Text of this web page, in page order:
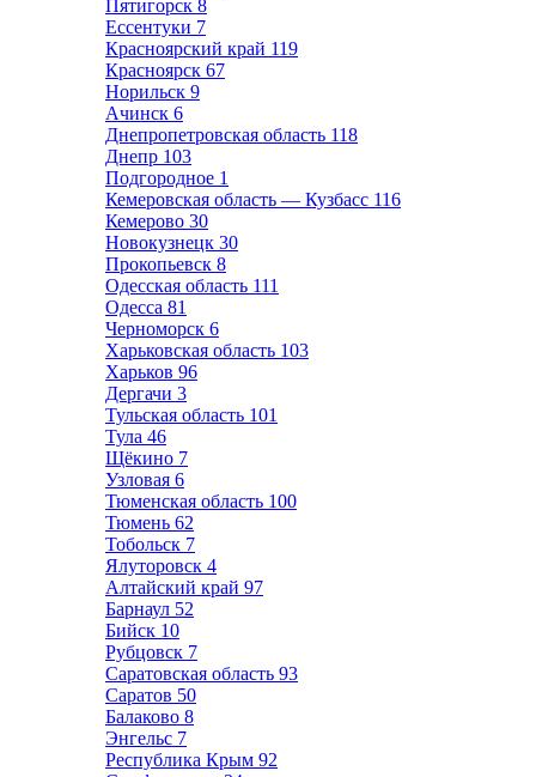
Пятигорск 8
Ессентуки 7
Красноярский край 119
Красноярск 67
Норильск 9
Ачинск 6
Днепропетровская область 118
Днепр 103
Подгородное 1
Кемеровская область — Кузбасс 116
Кемерово 30
Новокузнецк 30
Прокопьевск 8
Одесская область 111
Одесса 81
Черноморск 6
Харьковская область 103
Харьков 96
Дергачи 3
Тульская область 101
Тула 46
Щёкино 7
Узловая 6
Тюменская область 100
Тюмень 62
Тобольск 7
Ялуторовск 4
Алтайский край 97
Барнаул 52
Бийск 10
Рубцовск 7
Саратовская область 93
Саратов 50
Балаково 8
Энгельс 7
Республика Крым 92